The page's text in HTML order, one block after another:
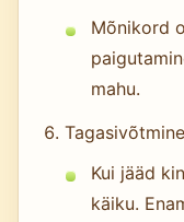
Mõnikord
mahu.
Kui jääd
käiku.